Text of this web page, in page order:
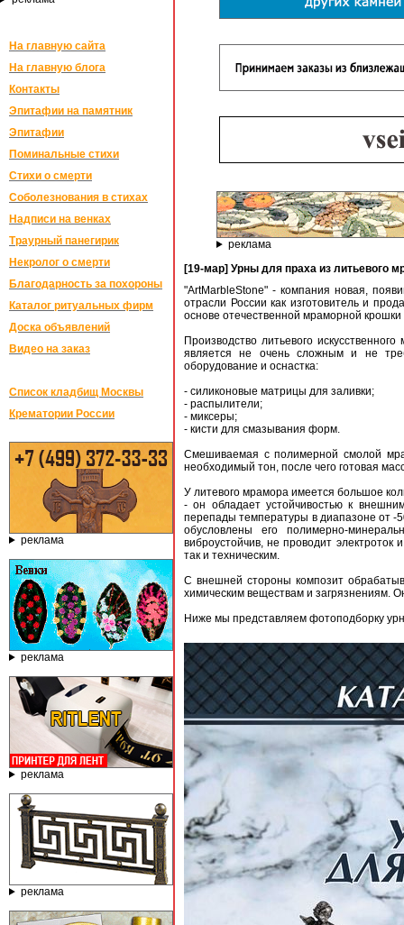
На главную сайта
На главную блога
Контакты
Эпитафии на памятник
Эпитафии
Поминальные стихи
Стихи о смерти
Соболезнования в стихах
Надписи на венках
Траурный панегирик
Некролог о смерти
Благодарность за похороны
Каталог ритуальных фирм
Доска объявлений
Видео на заказ
Список кладбищ Москвы
Крематории России
реклама
реклама
реклама
реклама
реклама
[19-мар] Урны для праха из литьевого
"ArtMarbleStone" - компания новая,
отрасли России как изготовитель и
основе отечественной мраморной
Производство литьевого
является не очень сложным и не
оборудование и оснастка:
- силиконовые матрицы для заливки;
- распылители;
- миксеры;
- кисти для смазывания форм.
Смешиваемая с полимерной смолой
необходимый тон, после чего готовая
У литевого мрамора имеется большое
- он обладает устойчивостью к
перепады температуры в диапазоне от -
обусловлены его полимерно-
виброустойчив, не проводит электроток
так и техническим.
С внешней стороны композит
химическим веществам и загрязнениям.
Ниже мы представляем фотоподборку